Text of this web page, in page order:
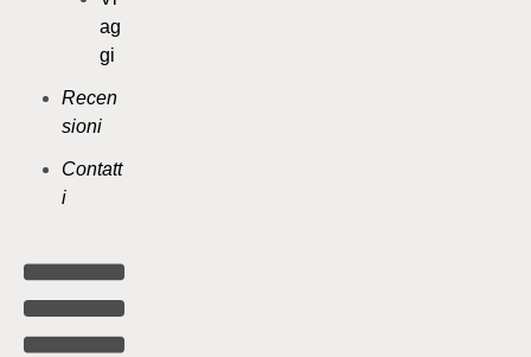
ag
gi
Recen
sioni
Contatt
i